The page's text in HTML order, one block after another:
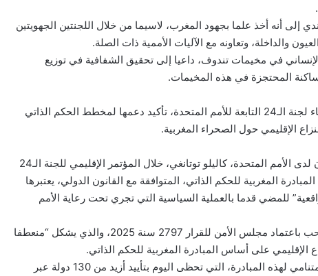
إلى أنه أخذ علما بجهود المغرب، لاسيما من خلال اللجنتين الجهويتين
والداخلة، وتعاونه مع الآليات الأممية ذات الصلة.
في مخيمات تندوف، داعيا إلى تحقيق الشفافية في توزيع
المحتجزة في هذه المخيمات.
وفي سياق متصل جددت سيراليون، أمام أعضاء لجنة الـ24 التابعة للأمم المتحدة، تأكيد دعمها لمخطط الحكم الذاتي
الإقليمي حول الصحراء المغربية.
وأكد السفير الممثل الدائم المساعد لسيراليون لدى الأمم المتحدة، كاليلو توتانغي، خلال المؤتمر الإقليمي للجنة الـ24
المغربية للحكم الذاتي، المتوافقة مع القانون الدولي، يعتبرها
للمضي قدما بالعملية السياسية التي تجري تحت رعاية الأمم
وفي هذا السياق، أبرز الدبلوماسي أن بلاده ترحب باعتماد مجلس الأمن للقرار 2797 سنة 2025، والذي يشكل “منعطفا
الإقليمي على أساس المبادرة المغربية للحكم الذاتي.
كما سلط الضوء على دينامية الدعم الدولي المتنامي لهذه المبادرة، التي تحظى اليوم بتأييد أزيد من 130 دولة عبر